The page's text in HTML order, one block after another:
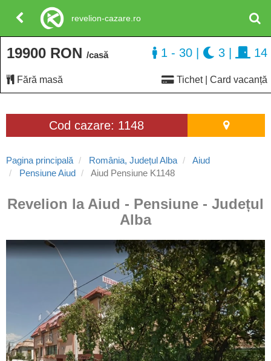
Cod cazare: 1148
Pagina principală România, Județul Alba
Aiud
Pensiune Aiud
Aiud Pensiune K1148
Revelion la Aiud - Pensiune - Județul
Alba
19900 RON /casă
Fără masă Tichet | Card vacanță
1 - 30 3 14
revelion-cazare.ro